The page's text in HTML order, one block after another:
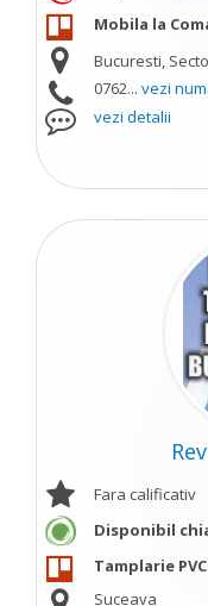
Mobila la
Bucuresti,
0762... vezi
vezi detalii
Fara calificativ
Disponibil
Tamplarie PVC
Suceava